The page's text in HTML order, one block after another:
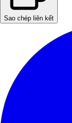
Sao chép liên kết